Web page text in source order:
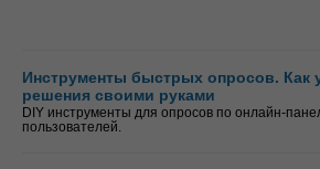
Инструменты быстрых опросов. Как
решения своими руками
DIY инструменты для опросов по онлайн-
пользователей.